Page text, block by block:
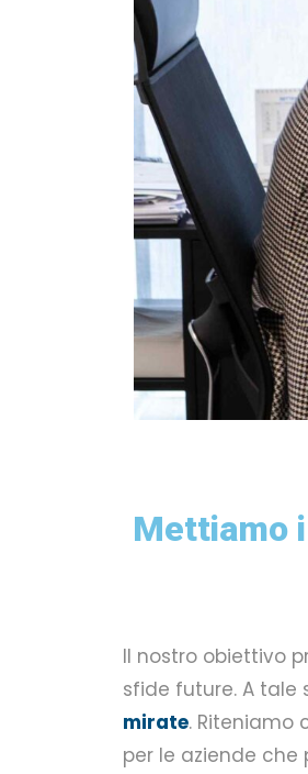
Mettiamo
Il nostro obiettivo
sfide future. A
mirate. Riteniamo
per le aziende che